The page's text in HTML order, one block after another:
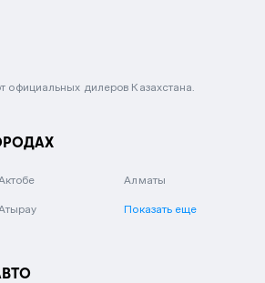
официальных дилеров Казахстана.
Алматы
Показать еще